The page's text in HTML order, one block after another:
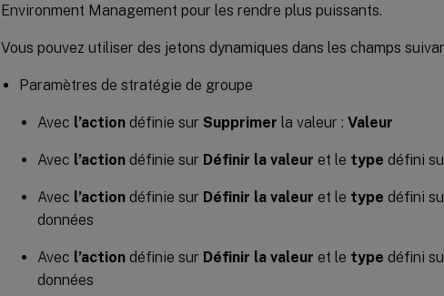
Environment Management pour les rendre plus puissants.
Vous pouvez utiliser des jetons dynamiques dans les champs
Paramètres de stratégie de groupe
Avec l’action définie sur Supprimer la valeur : Valeur
Avec l’action définie sur Définir la valeur et le type défini
Avec l’action définie sur Définir la valeur et le type défini
données
Avec l’action définie sur Définir la valeur et le type défini
données